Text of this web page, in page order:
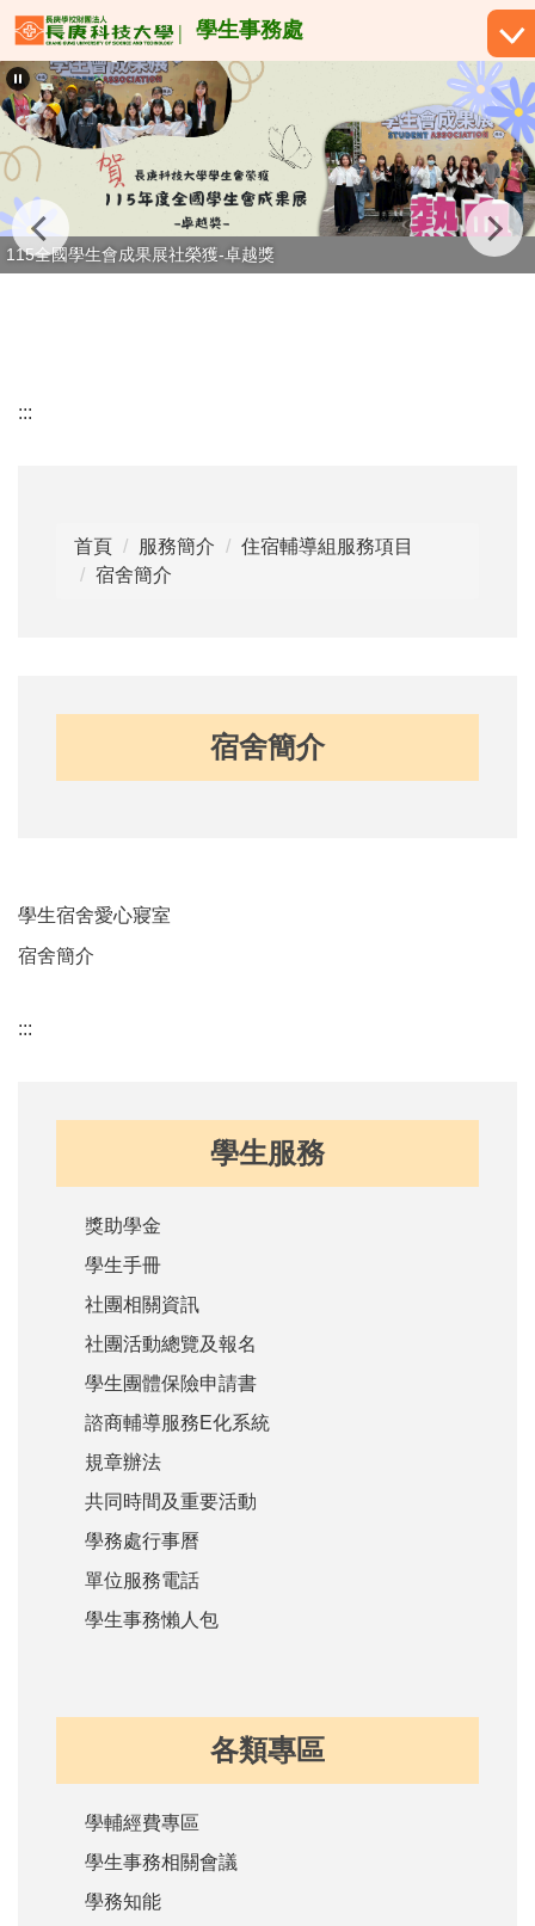
跳
到
主
要
內
容
學生事務處
115全國學生會成果展社榮獲-卓越獎
:::
首頁 服務簡介
住宿輔導組服務項目
宿舍簡介
宿舍簡介
學生宿舍愛心寢室
宿舍簡介
:::
學生服務
獎助學金
學生手冊
社團相關資訊
社團活動總覽及報名
學生團體保險申請書
諮商輔導服務E化系統
規章辦法
共同時間及重要活動
學務處行事曆
單位服務電話
學生事務懶人包
各類專區
學輔經費專區
學生事務相關會議
學務知能